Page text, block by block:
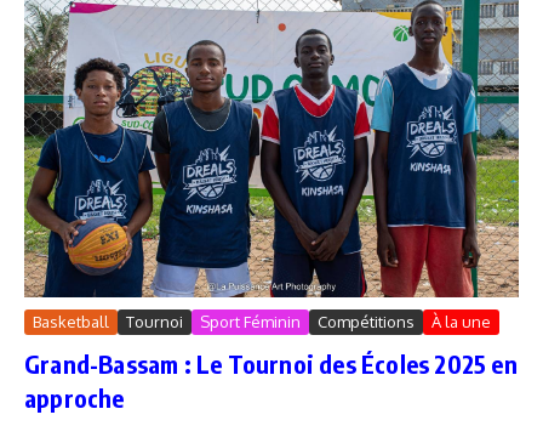
Basketball Tournoi Sport Féminin Compétitions À la une
Grand-Bassam : Le Tournoi des Écoles 2025 en
approche